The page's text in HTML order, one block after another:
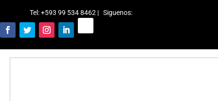
Tel: +593 99 534 8462 | Siguenos: